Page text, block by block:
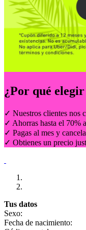
¿Por qué elegir
✓ Nuestros clientes nos
✓ Ahorras hasta el 70%
✓ Pagas al mes y
✓ Obtienes un precio
Tus datos
Sexo:
Fecha de nacimiento: